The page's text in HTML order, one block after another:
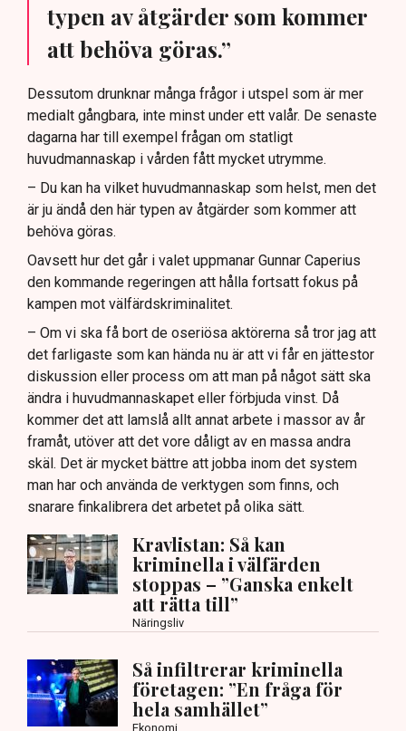
typen av åtgärder som kommer
att behöva göras.”
Dessutom drunknar många frågor i utspel som är mer
medialt gångbara, inte minst under ett valår. De senaste
dagarna har till exempel frågan om statligt
huvudmannaskap i vården fått mycket utrymme.
– Du kan ha vilket huvudmannaskap som helst, men det
är ju ändå den här typen av åtgärder som kommer att
behöva göras.
Oavsett hur det går i valet uppmanar Gunnar Caperius
den kommande regeringen att hålla fortsatt fokus på
kampen mot välfärdskriminalitet.
– Om vi ska få bort de oseriösa aktörerna så tror jag att
det farligaste som kan hända nu är att vi får en jättestor
diskussion eller process om att man på något sätt ska
ändra i huvudmannaskapet eller förbjuda vinst. Då
kommer det att lamslå allt annat arbete i massor av år
framåt, utöver att det vore dåligt av en massa andra
skäl. Det är mycket bättre att jobba inom det system
man har och använda de verktygen som finns, och
snarare finkalibrera det arbetet på olika sätt.
Kravlistan: Så kan
kriminella i välfärden
stoppas – ”Ganska enkelt
att rätta till”
Näringsliv
Så infiltrerar kriminella
företagen: ”En fråga för
hela samhället”
Ekonomi